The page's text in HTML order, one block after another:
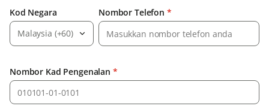
Kod Negara
Malaysia (+60)
Nombor Telefon *
Nombor Kad Pengenalan *